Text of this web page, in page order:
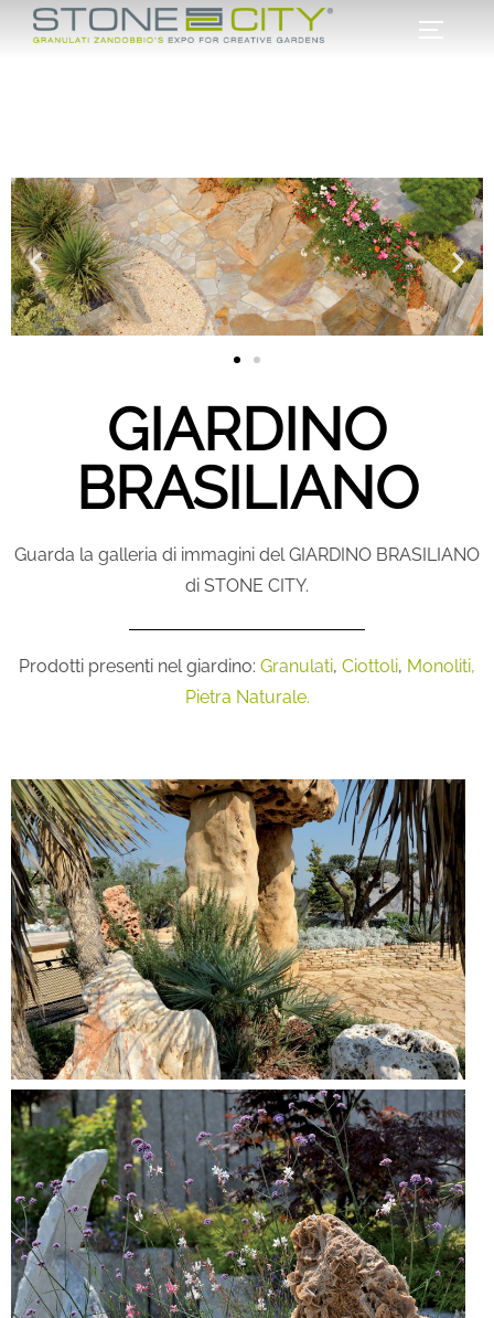
GIARDINO
BRASILIANO
Guarda la galleria di immagini del GIARDINO BRASILIANO
di STONE CITY.
Prodotti presenti nel giardino: Granulati, Ciottoli, Monoliti,
Pietra Naturale.